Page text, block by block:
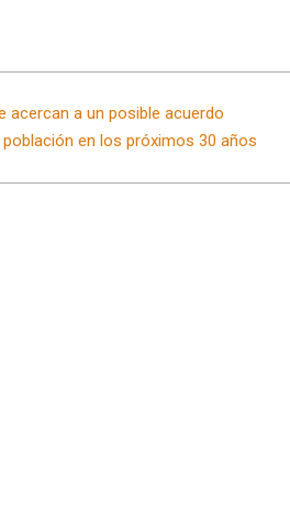
acercan a un posible acuerdo
en los próximos 30 años